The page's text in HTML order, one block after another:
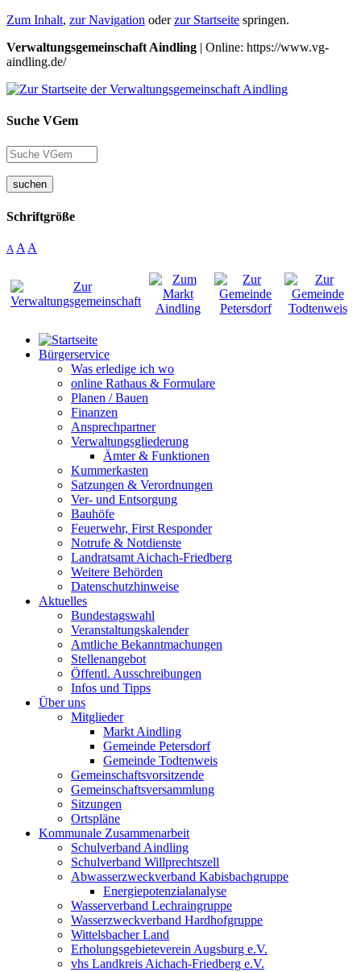
Zum Inhalt, zur Navigation oderzur Startseite springen.
Verwaltungsgemeinschaft Aindling | Online: https://www.vg-
aindling.de/
Suche VGem
suchen
Schriftgröße
A A A
Bürgerservice
Was erledige ich wo
online Rathaus & Formulare
Planen / Bauen
Finanzen
Ansprechpartner
Verwaltungsgliederung
Ämter & Funktionen
Kummerkasten
Satzungen & Verordnungen
Ver- und Entsorgung
Bauhöfe
Feuerwehr, First Responder
Notrufe & Notdienste
Landratsamt Aichach-Friedberg
Weitere Behörden
Datenschutzhinweise
Aktuelles
Bundestagswahl
Veranstaltungskalender
Amtliche Bekanntmachungen
Stellenangebot
Öffentl. Ausschreibungen
Infos und Tipps
Über uns
Mitglieder
Markt Aindling
Gemeinde Petersdorf
Gemeinde Todtenweis
Gemeinschaftsvorsitzende
Gemeinschaftsversammlung
Sitzungen
Ortspläne
Kommunale Zusammenarbeit
Schulverband Aindling
Schulverband Willprechtszell
Abwasserzweckverband Kabisbachgruppe
Energiepotenzialanalyse
Wasserverband Lechraingruppe
Wasserzweckverband Hardhofgruppe
Wittelsbacher Land
Erholungsgebieteverein Augsburg e.V.
vhs Landkreis Aichach-Friedberg e.V.